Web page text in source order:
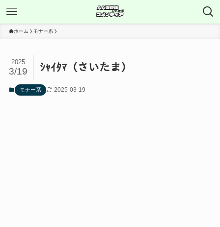
ホーム モナー系
ｼｬｲﾀﾏ（さいたま）
2025
3/19
モナー系 2025-03-19